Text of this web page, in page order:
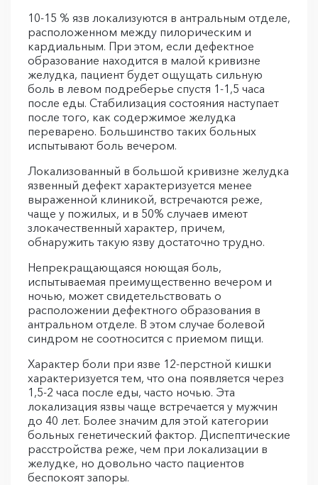
10-15 % язв локализуются в антральным отделе,
расположенном между пилорическим и
кардиальным. При этом, если дефектное
образование находится в малой кривизне
желудка, пациент будет ощущать сильную
боль в левом подреберье спустя 1-1,5 часа
после еды. Стабилизация состояния наступает
после того, как содержимое желудка
переварено. Большинство таких больных
испытывают боль вечером.
Локализованный в большой кривизне желудка
язвенный дефект характеризуется менее
выраженной клиникой, встречаются реже,
чаще у пожилых, и в 50% случаев имеют
злокачественный характер, причем,
обнаружить такую язву достаточно трудно.
Непрекращающаяся ноющая боль,
испытываемая преимущественно вечером и
ночью, может свидетельствовать о
расположении дефектного образования в
антральном отделе. В этом случае болевой
синдром не соотносится с приемом пищи.
Характер боли при язве 12-перстной кишки
характеризуется тем, что она появляется через
1,5-2 часа после еды, часто ночью. Эта
локализация язвы чаще встречается у мужчин
до 40 лет. Более значим для этой категории
больных генетический фактор. Диспептические
расстройства реже, чем при локализации в
желудке, но довольно часто пациентов
беспокоят запоры.